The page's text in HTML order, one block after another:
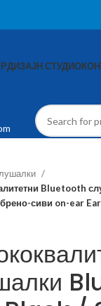
ДИЗАЈН СТУДИО
Bluetooth
сиви on-ear